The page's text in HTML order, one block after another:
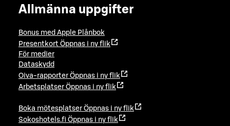
Allmänna uppgifter
Bonus med Apple Plånbok
Presentkort Öppnas i ny flik
För medier
Dataskydd
Oiva-rapporter Öppnas i ny flik
Arbetsplatser Öppnas i ny flik
Boka mötesplatser Öppnas i ny flik
Sokoshotels.fi Öppnas i ny flik